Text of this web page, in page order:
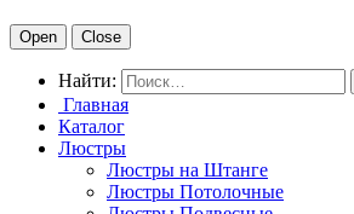
Open Close
Найти:
Главная
Каталог
Люстры
Люстры на Штанге
Люстры Потолочные